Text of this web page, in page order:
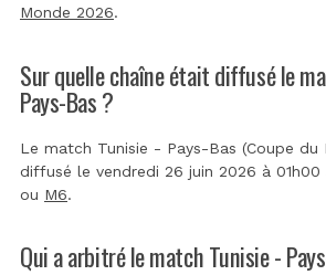
Monde 2026.
Sur quelle chaîne était diffusé le
Pays-Bas ?
Le match Tunisie - Pays-Bas (Coupe
diffusé le vendredi 26 juin 2026 à 01h00
ou M6.
Qui a arbitré le match Tunisie -